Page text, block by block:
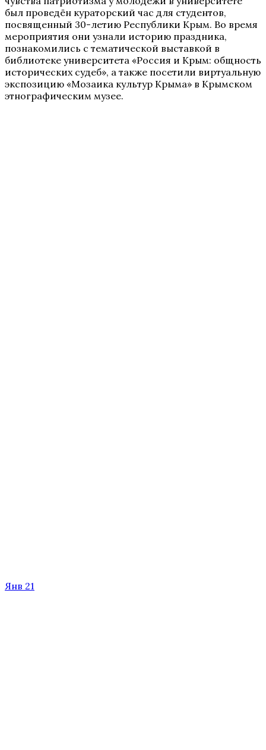
был проведён кураторский час для студентов,
посвященный 30-летию Республики Крым. Во время
мероприятия они узнали историю праздника,
познакомились с тематической выставкой в
библиотеке университета «Россия и Крым: общность
исторических судеб», а также посетили виртуальную
экспозицию «Мозаика культур Крыма» в Крымском
этнографическим музее.
Янв 21